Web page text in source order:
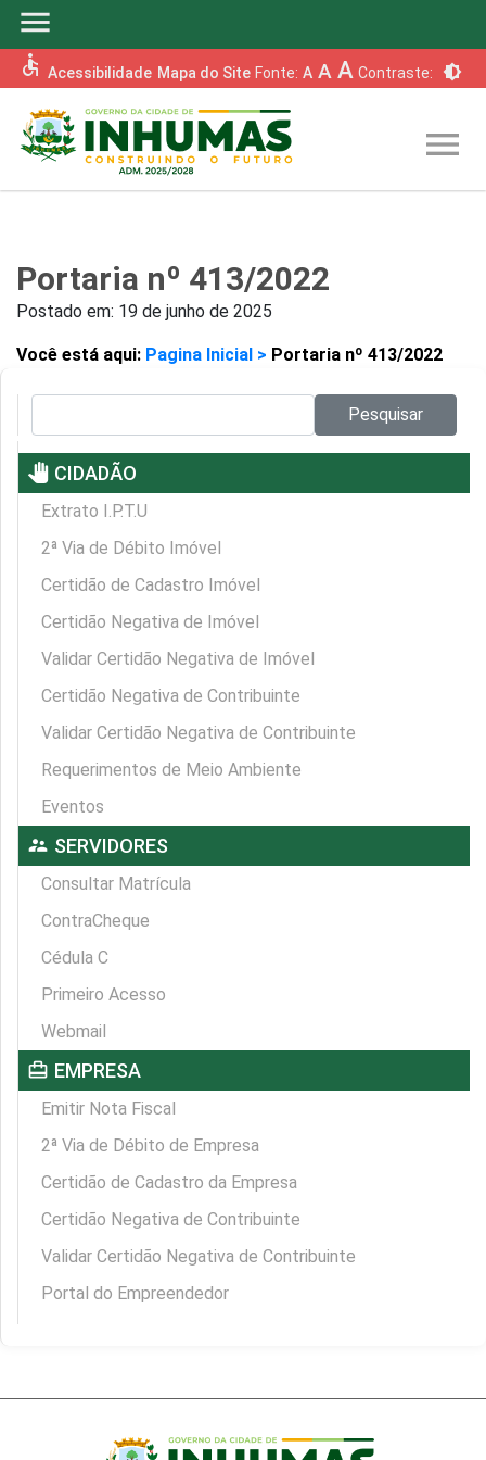
menu
accessible Acessibilidade Mapa do Site Fonte: A A A Contraste: brightness_6
menu
Portaria nº 413/2022
Postado em: 19 de junho de 2025
Você está aqui: Pagina Inicial > Portaria nº 413/2022
Pesquisar
pan_tool CIDADÃO
Extrato I.P.T.U
2ª Via de Débito Imóvel
Certidão de Cadastro Imóvel
Certidão Negativa de Imóvel
Validar Certidão Negativa de Imóvel
Certidão Negativa de Contribuinte
Validar Certidão Negativa de Contribuinte
Requerimentos de Meio Ambiente
Eventos
supervisor_account SERVIDORES
Consultar Matrícula
ContraCheque
Cédula C
Primeiro Acesso
Webmail
card_travel EMPRESA
Emitir Nota Fiscal
2ª Via de Débito de Empresa
Certidão de Cadastro da Empresa
Certidão Negativa de Contribuinte
Validar Certidão Negativa de Contribuinte
Portal do Empreendedor